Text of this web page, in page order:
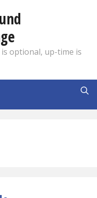
optional, up-time is